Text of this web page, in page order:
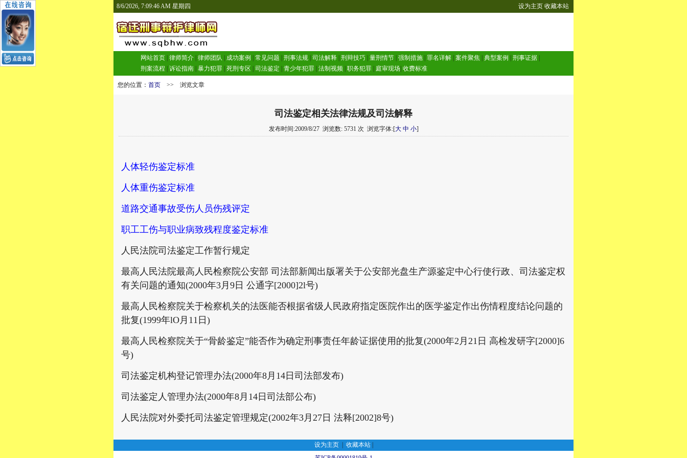
8/6/2026, 7:09:47 AM 星期四 设为主页 收藏本站
网站首页 律师简介 律师团队 成功案例 常见问题 刑事法规 司法解释 刑辩技巧 量刑情节 强制措施 罪名详解 案件聚焦 典型案例 刑事证据
刑案流程
诉讼指南 暴力犯罪 死刑专区 司法鉴定 青少年犯罪 法制视频 职务犯罪| 庭审现场| 收费标准
您的位置： 首页 >> 浏览文章
司法鉴定相关法律法规及司法解释
发布时间:2009/8/27 浏览数: 5731 次 浏览字体:[大 中 小]
人体轻伤鉴定标准
人体重伤鉴定标准
道路交通事故受伤人员伤残评定
职工工伤与职业病致残程度鉴定标准
人民法院司法鉴定工作暂行规定
最高人民法院最高人民检察院公安部 司法部新闻出版署关于公安部光盘生产源鉴定中心行使行政、司法鉴定权
有关问题的通知(2000年3月9日 公通字[2000]2l号)
最高人民检察院关于检察机关的法医能否根据省级人民政府指定医院作出的医学鉴定作出伤情程度结论问题的
批复(1999年lO月11日)
最高人民检察院关于“骨龄鉴定”能否作为确定刑事责任年龄证据使用的批复(2000年2月21日 高检发研字[2000]6
号)
司法鉴定机构登记管理办法(2000年8月14日司法部发布)
司法鉴定人管理办法(2000年8月14日司法部公布)
人民法院对外委托司法鉴定管理规定(2002年3月27日 法释[2002]8号)
设为主页| 收藏本站|